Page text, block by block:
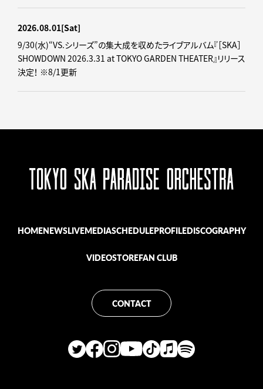
2026.08.01[Sat]
9/30(水)“VS.シリーズ”の集大成を収めたライブアルバム『［SKA］
SHOWDOWN 2026.3.31 at TOKYO GARDEN THEATER』リリース
決定！ ※8/1更新
HOMENEWSLIVEMEDIASCHEDULEPROFILEDISCOGRAPHY
VIDEOSTOREFAN CLUB
CONTACT